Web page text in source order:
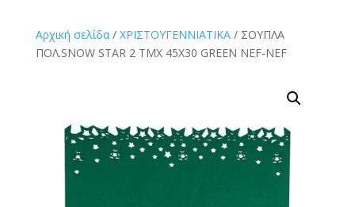
Αρχική σελίδα/ ΧΡΙΣΤΟΥΓΕΝΝΙΑΤΙΚΑ/ ΣΟΥΠΛΑ
ΠΟΛ.SNOW STAR 2 TMX 45X30 GREEN NEF-NEF